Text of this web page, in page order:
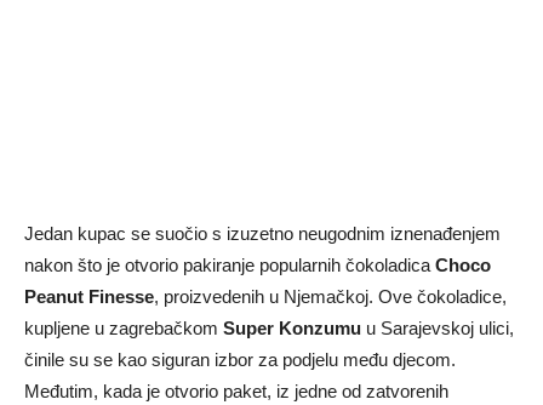
Jedan kupac se suočio s izuzetno neugodnim iznenađenjem
nakon što je otvorio pakiranje popularnih čokoladica Choco
Peanut Finesse, proizvedenih u Njemačkoj. Ove čokoladice,
kupljene u zagrebačkom Super Konzumu u Sarajevskoj ulici,
činile su se kao siguran izbor za podjelu među djecom.
Međutim, kada je otvorio paket, iz jedne od zatvorenih